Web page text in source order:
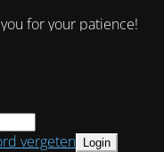
for your patience!
vergeten